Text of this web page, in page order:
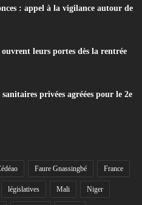
: appel à la vigilance autour de
leurs portes dès la rentrée
privées agréées pour le 2e
Faure Gnassingbé France
législatives Mali Niger